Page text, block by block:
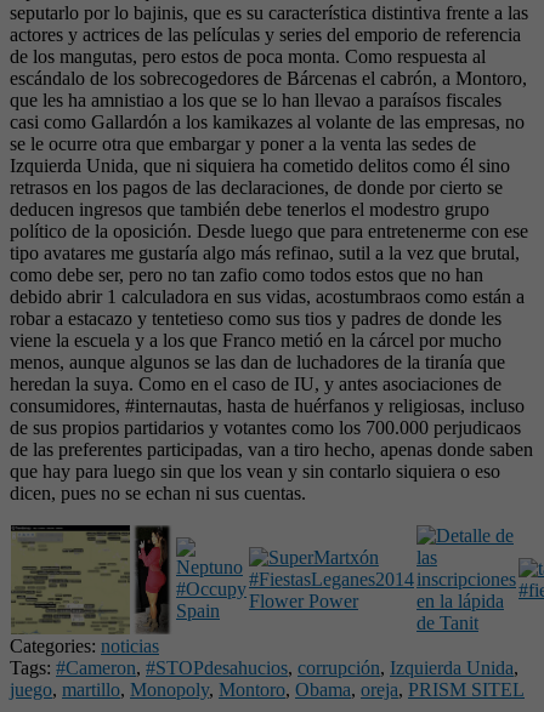
seputarlo por lo bajinis, que es su característica distintiva frente a las
actores y actrices de las películas y series del emporio de referencia
de los mangutas, pero estos de poca monta. Como respuesta al
escándalo de los sobrecogedores de Bárcenas el cabrón, a Montoro,
que les ha amnistiao a los que se lo han llevao a paraísos fiscales
casi como Gallardón a los kamikazes al volante de las empresas, no
se le ocurre otra que embargar y poner a la venta las sedes de
Izquierda Unida, que ni siquiera ha cometido delitos como él sino
retrasos en los pagos de las declaraciones, de donde por cierto se
deducen ingresos que también debe tenerlos el modestro grupo
político de la oposición. Desde luego que para entretenerme con ese
tipo avatares me gustaría algo más refinao, sutil a la vez que brutal,
como debe ser, pero no tan zafio como todos estos que no han
debido abrir 1 calculadora en sus vidas, acostumbraos como están a
robar a estacazo y tentetieso como sus tios y padres de donde les
viene la escuela y a los que Franco metió en la cárcel por mucho
menos, aunque algunos se las dan de luchadores de la tiranía que
heredan la suya. Como en el caso de IU, y antes asociaciones de
consumidores, #internautas, hasta de huérfanos y religiosas, incluso
de sus propios partidarios y votantes como los 700.000 perjudicaos
de las preferentes participadas, van a tiro hecho, apenas donde saben
que hay para luego sin que los vean y sin contarlo siquiera o eso
dicen, pues no se echan ni sus cuentas.
Categories: noticias
Tags: #Cameron, #STOPdesahucios, corrupción, Izquierda Unida,
juego, martillo, Monopoly, Montoro, Obama, oreja, PRISM SITEL